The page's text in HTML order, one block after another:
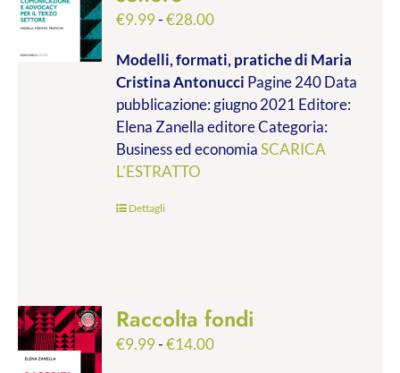
€9.99-€28.00Fascia
prezzo:
da
€9.99
a
€28.00
Modelli, formati, pratichedi Maria
Cristina Antonucci Pagine 240 Data
pubblicazione: giugno 2021 Editore:
Elena Zanella editore Categoria:
Business ed economiaSCARICA
L'ESTRATTO
Dettagli
Raccolta fondi
€9.99-€14.00Fascia